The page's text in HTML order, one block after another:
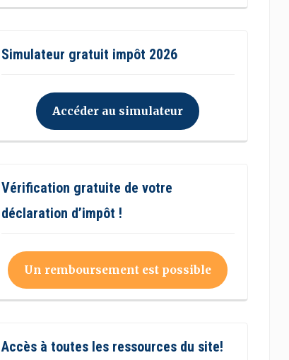
Simulateur gratuit impôt 2026
Accéder au simulateur
Vérification gratuite de votre
déclaration d’impôt !
Un remboursement est possible
Accès à toutes les ressources du site!